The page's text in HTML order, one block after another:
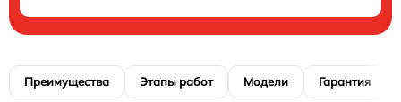
Преимущества Этапы работ Модели Гарантия